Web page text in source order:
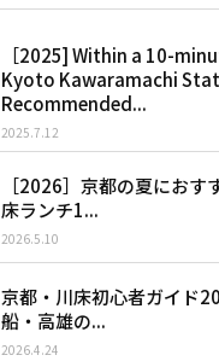
［2025] Within a 10-
Kyoto Kawaramachi
Recommended...
2025.7.12
［2026］京都の夏におす
床ランチ1...
2026.5.10
京都・川床初心者ガイド
船・高雄の...
2026.4.24